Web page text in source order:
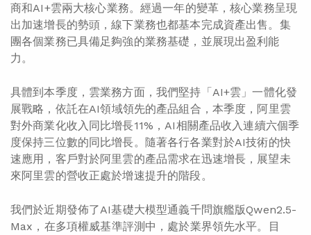
商和AI+雲兩大核心業務。經過一年的變革，核心業務呈現
出加速增長的勢頭，線下業務也都基本完成資產出售。集
團各個業務已具備足夠強的業務基礎，並展現出盈利能
力。
具體到本季度，雲業務方面，我們堅持「AI+雲」一體化發
展戰略，依託在AI領域領先的產品組合，本季度，阿里雲
對外商業化收入同比增長11%，AI相關產品收入連續六個季
度保持三位數的同比增長。隨著各行各業對於AI技術的快
速應用，客戶對於阿里雲的產品需求在迅速增長，展望未
來阿里雲的營收正處於增速提升的階段。
我們於近期發佈了AI基礎大模型通義千問旗艦版Qwen2.5-
Max，在多項權威基準評測中，處於業界領先水平。目